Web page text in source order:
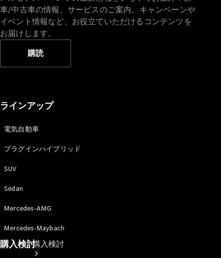
オンライン
ショールー
ム
試乗リクエスト
購入検討
車/中古車の情報、サービスのご案内、キャンペーンや
イベント情報など、お役立ていただけるコンテンツを
お届けします。
購読
ラインアップ
電気自動車
プラグインハイブリッド
SUV
Sedan
Mercedes-AMG
Mercedes-Maybach
購入検討